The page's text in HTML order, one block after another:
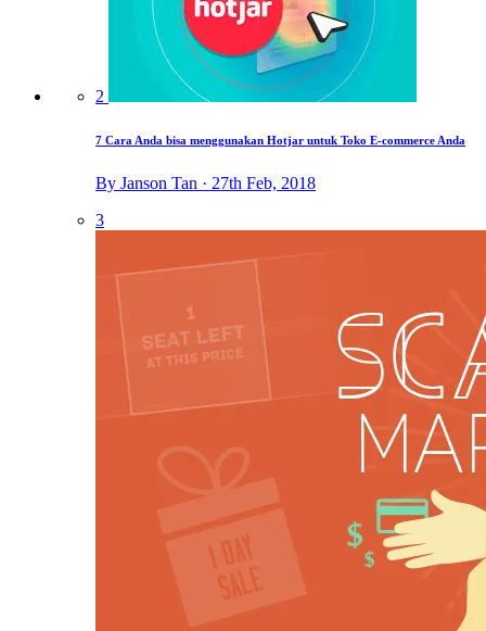
2
7 Cara Anda bisa menggunakan Hotjar untuk Toko E-commerce Anda
By Janson Tan · 27th Feb, 2018
3